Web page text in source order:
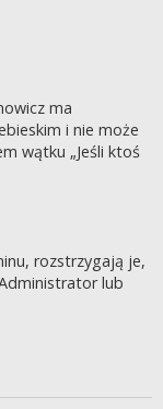
ma
i nie może
wątku „Jeśli ktoś
rozstrzygają je,
lub